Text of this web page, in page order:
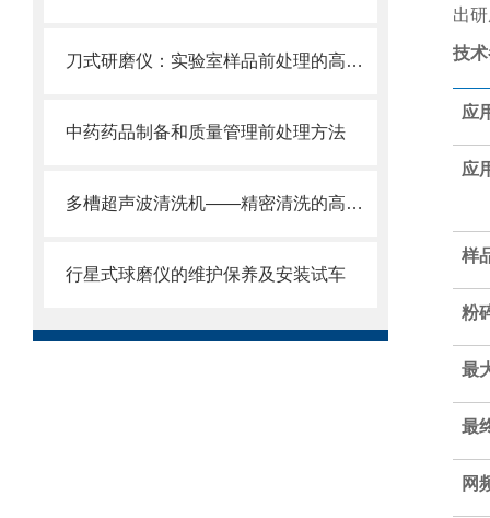
刀式研磨仪：实验室样品前处理的高效工具
中药药品制备和质量管理前处理方法
多槽超声波清洗机——精密清洗的高效解决方案
行星式球磨仪的维护保养及安装试车
出
技
应
应
样
粉
最
最
网